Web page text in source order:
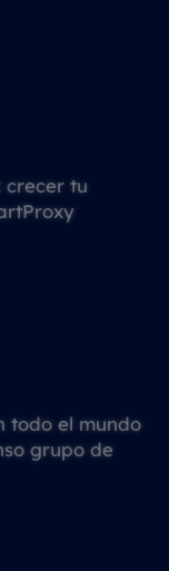
crecer tu
todo el mundo
grupo de